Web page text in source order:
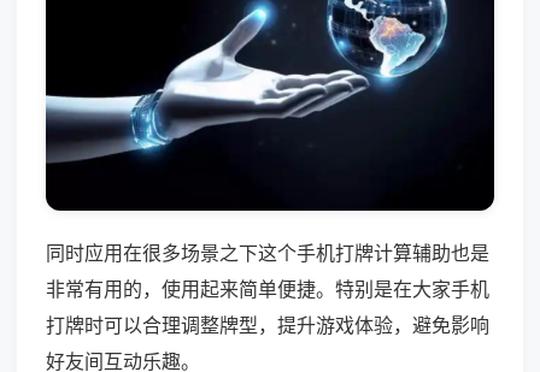
同时应用在很多场景之下这个手机打牌计算辅助也是
非常有用的，使用起来简单便捷。特别是在大家手机
打牌时可以合理调整牌型，提升游戏体验，避免影响
好友间互动乐趣。